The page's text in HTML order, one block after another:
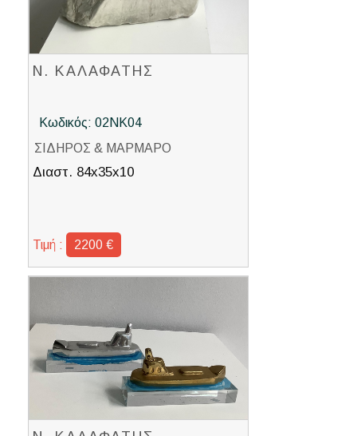
Ν. ΚΑΛΑΦΑΤΗΣ
Κωδικός: 02ΝΚ04
ΣΙΔΗΡΟΣ & ΜΑΡΜΑΡΟ
Διαστ. 84x35x10
Τιμή : 2200 €